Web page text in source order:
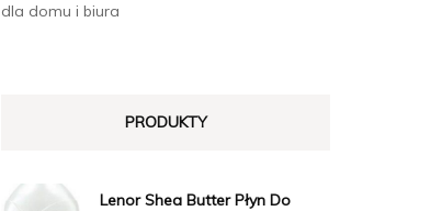
dla domu i biura
PRODUKTY
Lenor Shea Butter Płyn Do